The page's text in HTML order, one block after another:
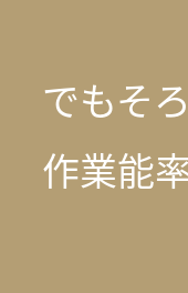
でもそ
作業能